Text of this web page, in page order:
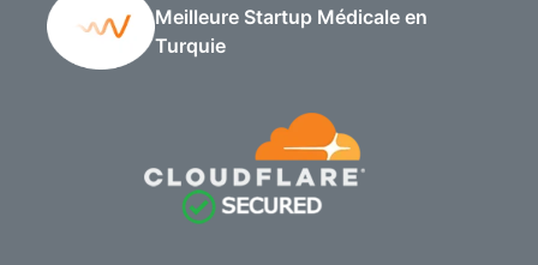
Meilleure Startup Médicale en
Turquie